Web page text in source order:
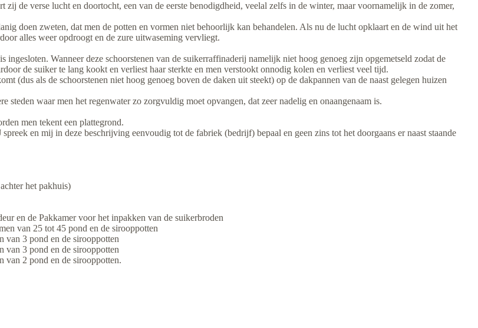
de verse lucht en doortocht, een van de eerste benodigdheid, veelal zelfs in de winter, maar voornamelijk in de zomer,
doen zweten, dat men de potten en vormen niet behoorlijk kan behandelen. Als nu de lucht opklaart en de wind uit het
alles weer opdroogt en de zure uitwaseming vervliegt.
Wanneer deze schoorstenen van de suikerraffinaderij namelijk niet hoog genoeg zijn opgemetseld zodat de
de suiker te lang kookt en verliest haar sterkte en men verstookt onnodig kolen en verliest veel tijd.
(dus als de schoorstenen niet hoog genoeg boven de daken uit steekt) op de dakpannen van de naast gelegen huizen
waar men het regenwater zo zorgvuldig moet opvangen, dat zeer nadelig en onaangenaam is.
men tekent een plattegrond.
en mij in deze beschrijving eenvoudig tot de fabriek (bedrijf) bepaal en geen zins tot het doorgaans er naast staande
het pakhuis)
en de Pakkamer voor het inpakken van de suikerbroden
van 25 tot 45 pond en de sirooppotten
van 3 pond en de sirooppotten
van 3 pond en de sirooppotten
van 2 pond en de sirooppotten.